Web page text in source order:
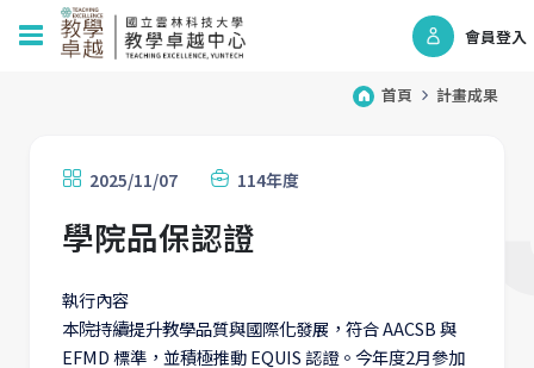
會員登入
首頁 計畫成果
2025/11/07 114年度
學院品保認證
執行內容
本院持續提升教學品質與國際化發展，符合 AACSB 與
EFMD 標準，並積極推動 EQUIS 認證。今年度2月參加